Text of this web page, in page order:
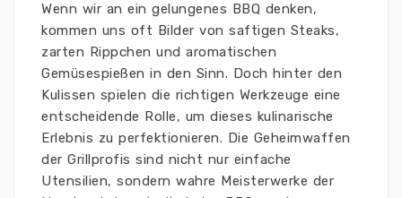
Wenn wir an ein gelungenes BBQ denken,
kommen uns oft Bilder von saftigen Steaks,
zarten Rippchen und aromatischen
Gemüsespießen in den Sinn. Doch hinter den
Kulissen spielen die richtigen Werkzeuge eine
entscheidende Rolle, um dieses kulinarische
Erlebnis zu perfektionieren. Die Geheimwaffen
der Grillprofis sind nicht nur einfache
Utensilien, sondern wahre Meisterwerke der